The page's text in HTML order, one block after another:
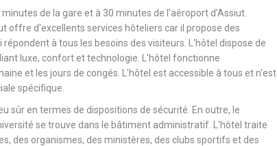
de la gare et à 30 minutes de l'aéroport d'Assiut.
offre d'excellents services hôteliers car il propose des
à tous les besoins des visiteurs. L'hôtel dispose de
luxe, confort et technologie. L'hôtel fonctionne
et les jours de congés. L'hôtel est accessible à tous et n'est
spécifique.
sûr en termes de dispositions de sécurité. En outre, le
se trouve dans le bâtiment administratif. L'hôtel traite
des organismes, des ministères, des clubs sportifs et des